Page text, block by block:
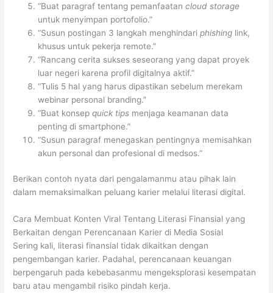
“Buat paragraf tentang pemanfaatancloud storage
untuk menyimpan portofolio.”
“Susun postingan 3 langkah menghindariphishing link,
khusus untuk pekerja remote.”
“Rancang cerita sukses seseorang yang dapat proyek
luar negeri karena profil digitalnya aktif.”
“Tulis 5 hal yang harus dipastikan sebelum merekam
webinar personal branding.”
“Buat konsepquick tips menjaga keamanan data
penting di smartphone.”
“Susun paragraf menegaskan pentingnya memisahkan
akun personal dan profesional di medsos.”
Berikan contoh nyata dari pengalamanmu atau pihak lain
dalam memaksimalkan peluang karier melalui literasi digital.
Cara Membuat Konten Viral Tentang Literasi Finansial yang
Berkaitan dengan Perencanaan Karier di Media Sosial
Sering kali, literasi finansial tidak dikaitkan dengan
pengembangan karier. Padahal, perencanaan keuangan
berpengaruh pada kebebasanmu mengeksplorasi kesempatan
baru atau mengambil risiko pindah kerja.